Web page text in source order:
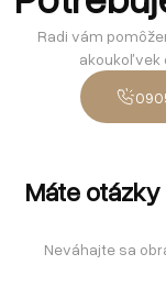
Radi vám
akoukoľvek
Máte
Neváhajte sa